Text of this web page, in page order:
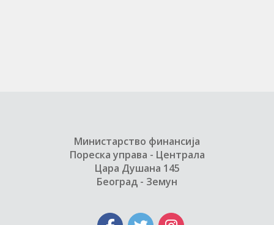
Министарство финансија
Пореска управа - Централа
Цара Душана 145
Београд - Земун